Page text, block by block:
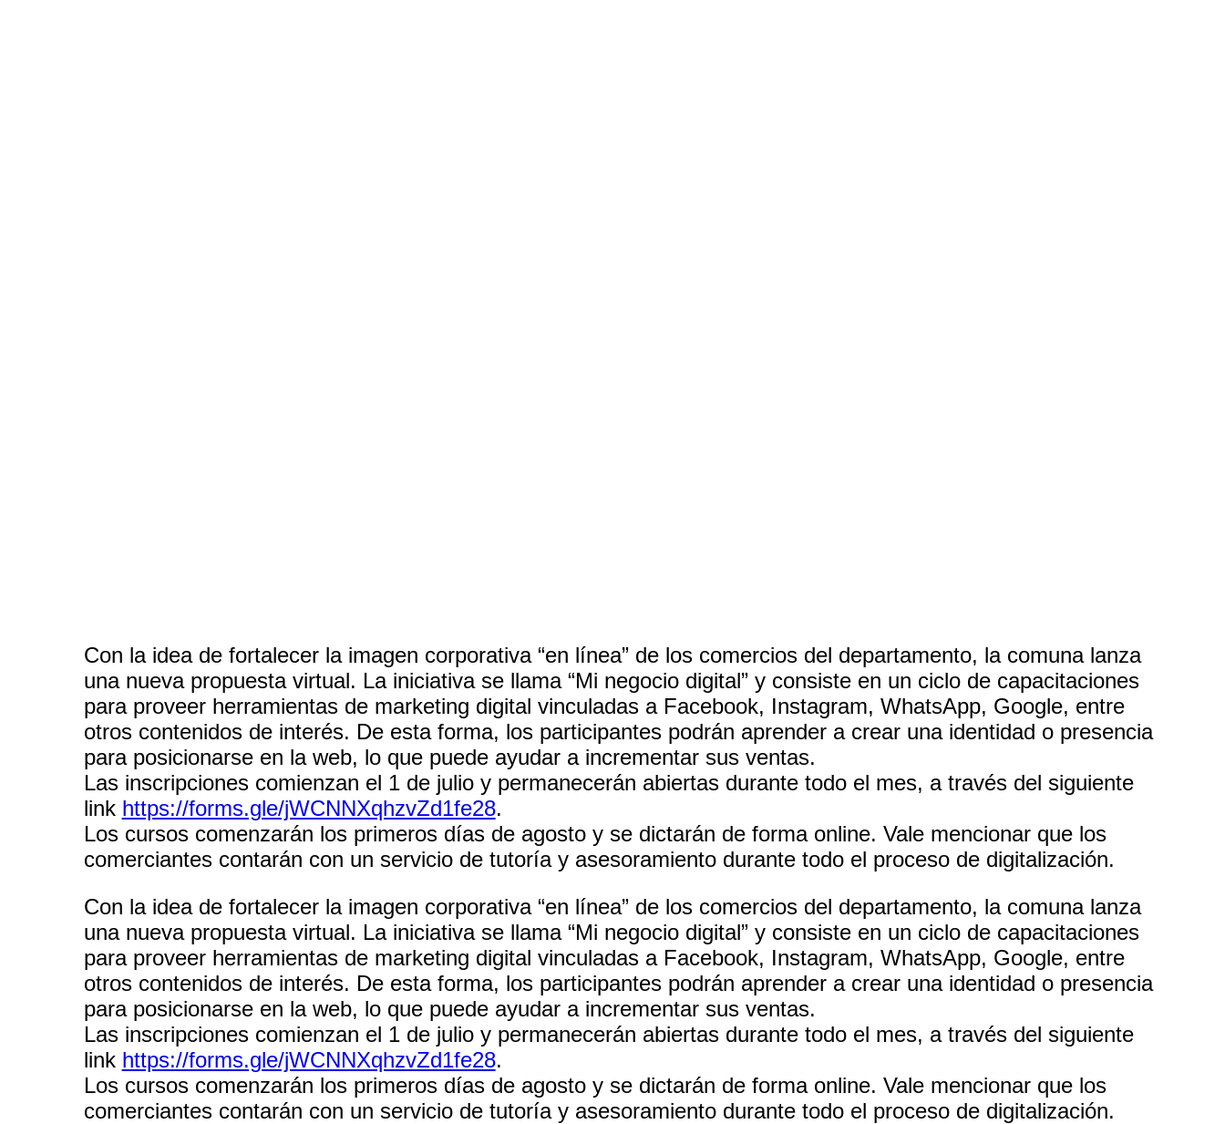
Con la idea de fortalecer la imagen corporativa “en línea” de los comercios del departamento, la comuna lanza
una nueva propuesta virtual. La iniciativa se llama “Mi negocio digital” y consiste en un ciclo de capacitaciones
para proveer herramientas de marketing digital vinculadas a Facebook, Instagram, WhatsApp, Google, entre
otros contenidos de interés. De esta forma, los participantes podrán aprender a crear una identidad o presencia
para posicionarse en la web, lo que puede ayudar a incrementar sus ventas.
Las inscripciones comienzan el 1 de julio y permanecerán abiertas durante todo el mes, a través del siguiente
link https://forms.gle/jWCNNXqhzvZd1fe28.
Los cursos comenzarán los primeros días de agosto y se dictarán de forma online. Vale mencionar que los
comerciantes contarán con un servicio de tutoría y asesoramiento durante todo el proceso de digitalización.
Con la idea de fortalecer la imagen corporativa “en línea” de los comercios del departamento, la comuna lanza
una nueva propuesta virtual. La iniciativa se llama “Mi negocio digital” y consiste en un ciclo de capacitaciones
para proveer herramientas de marketing digital vinculadas a Facebook, Instagram, WhatsApp, Google, entre
otros contenidos de interés. De esta forma, los participantes podrán aprender a crear una identidad o presencia
para posicionarse en la web, lo que puede ayudar a incrementar sus ventas.
Las inscripciones comienzan el 1 de julio y permanecerán abiertas durante todo el mes, a través del siguiente
link https://forms.gle/jWCNNXqhzvZd1fe28.
Los cursos comenzarán los primeros días de agosto y se dictarán de forma online. Vale mencionar que los
comerciantes contarán con un servicio de tutoría y asesoramiento durante todo el proceso de digitalización.